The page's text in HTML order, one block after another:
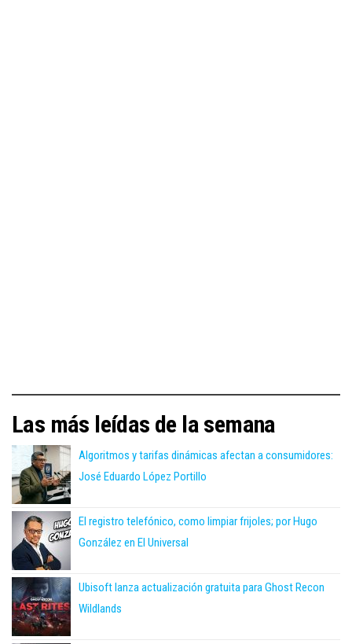
Las más leídas de la semana
Algoritmos y tarifas dinámicas afectan a consumidores:
José Eduardo López Portillo
El registro telefónico, como limpiar frijoles; por Hugo
González en El Universal
Ubisoft lanza actualización gratuita para Ghost Recon
Wildlands